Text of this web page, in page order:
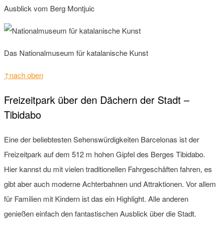
Ausblick vom Berg Montjuic
Das Nationalmuseum für katalanische Kunst
↑nach oben
Freizeitpark über den Dächern der Stadt –
Tibidabo
Eine der beliebtesten Sehenswürdigkeiten Barcelonas ist der
Freizeitpark auf dem 512 m hohen Gipfel des Berges Tibidabo.
Hier kannst du mit vielen traditionellen Fahrgeschäften fahren, es
gibt aber auch moderne Achterbahnen und Attraktionen. Vor allem
für Familien mit Kindern ist das ein Highlight. Alle anderen
genießen einfach den fantastischen Ausblick über die Stadt.